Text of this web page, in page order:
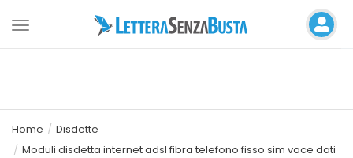
Toggle
Home
Disdette
Moduli disdetta internet adsl fibra telefono fisso sim voce dati